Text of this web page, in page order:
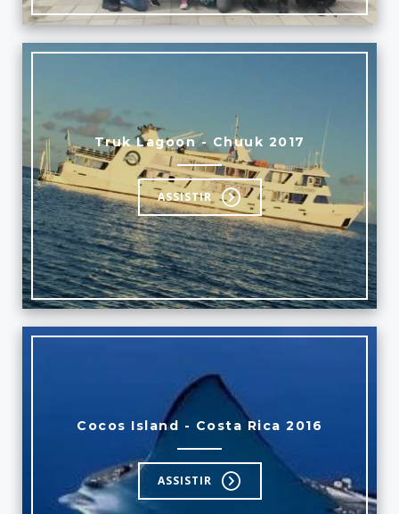
Truk Lagoon - Chuuk 2017
ASSISTIR
Cocos Island - Costa Rica 2016
ASSISTIR